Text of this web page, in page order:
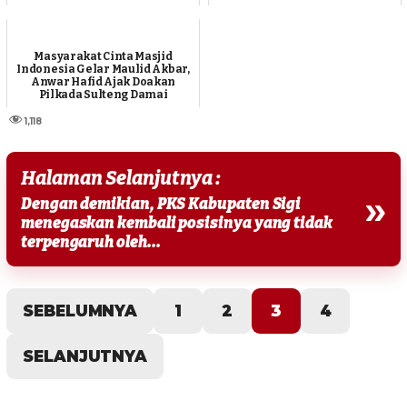
Masyarakat Cinta Masjid
Indonesia Gelar Maulid Akbar,
Anwar Hafid Ajak Doakan
Pilkada Sulteng Damai
1,118
Halaman Selanjutnya :
Dengan demikian, PKS Kabupaten Sigi
menegaskan kembali posisinya yang tidak
terpengaruh oleh...
»
SEBELUMNYA 1 2 3 4
SELANJUTNYA